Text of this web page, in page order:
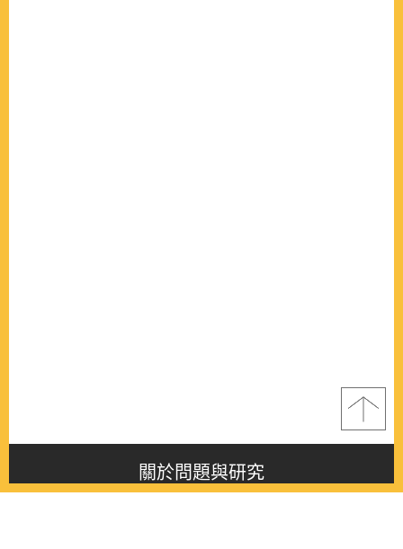
關於問題與研究
About this journal